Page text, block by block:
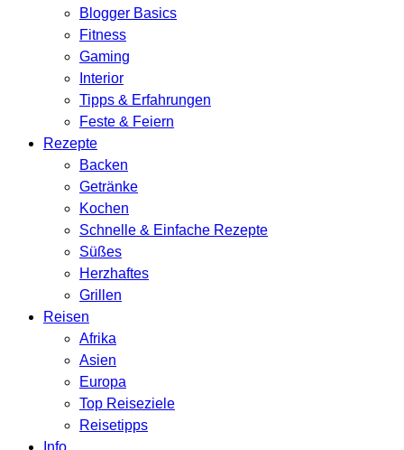
Blogger Basics
Fitness
Gaming
Interior
Tipps & Erfahrungen
Feste & Feiern
Rezepte
Backen
Getränke
Kochen
Schnelle & Einfache Rezepte
Süßes
Herzhaftes
Grillen
Reisen
Afrika
Asien
Europa
Top Reiseziele
Reisetipps
Info